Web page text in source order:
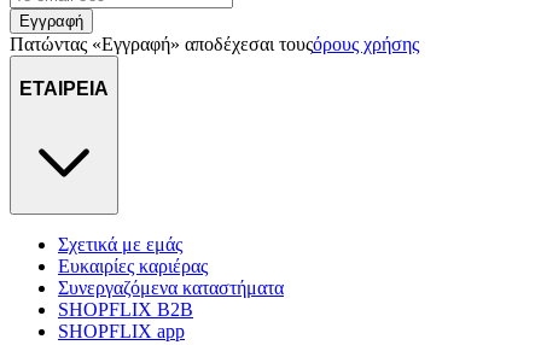
πληροφορίες σχετικά με την από μέρους σας χρήση της
τοποθεσίας μας στους συνεργάτες μέσων κοινωνικής
Εγγραφή
Πατώντας «Εγγραφή» αποδέχεσαι τουςόρους χρήσης
ΕΤΑΙΡΕΙΑ
Σχετικά με εμάς
Ευκαιρίες καριέρας
Συνεργαζόμενα καταστήματα
SHOPFLIX B2B
SHOPFLIX app